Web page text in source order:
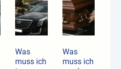
Was
muss ich
Was
muss ich